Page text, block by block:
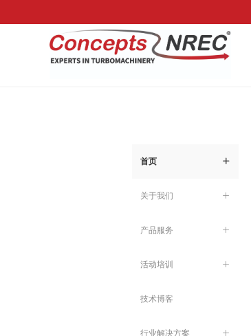
ꄶ
首页
ꄶ
关于我们
ꄶ
产品服务
ꄶ
活动培训
技术博客
ꄶ
行业解决方案